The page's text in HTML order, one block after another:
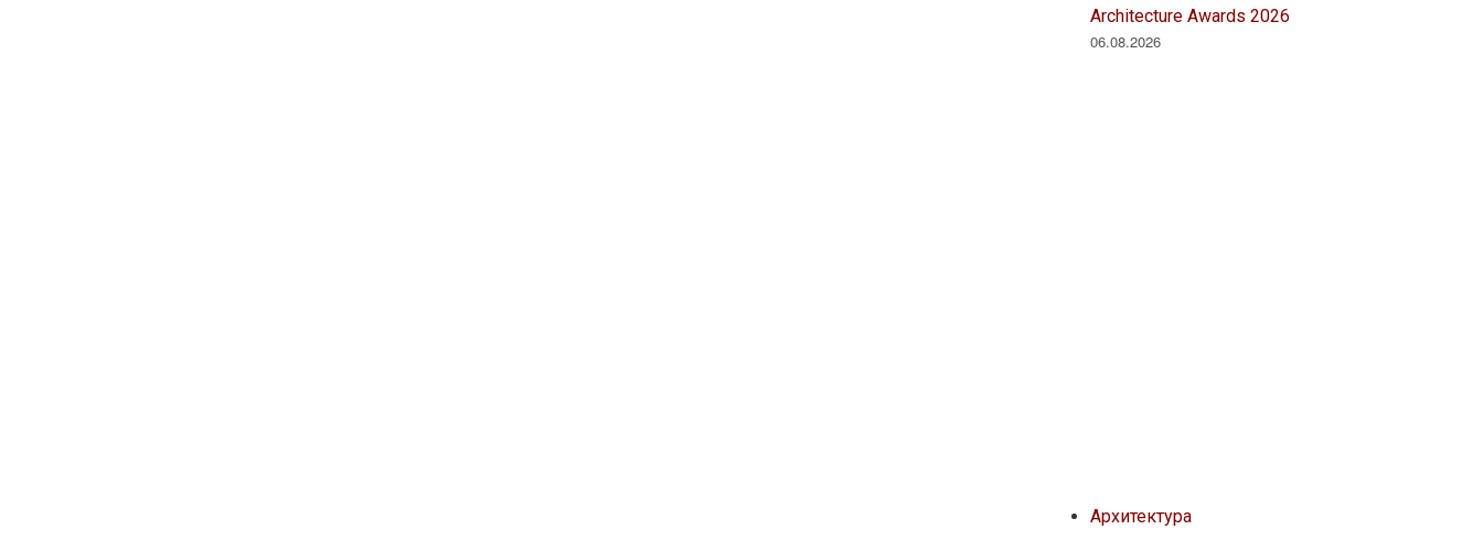
Architecture Awards 2026
06.08.2026
Архитектура